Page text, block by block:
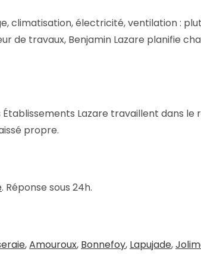
climatisation, électricité, ventilation :
de travaux, Benjamin Lazare planifie
Lazare travaillent dans
propre.
. Réponse sous 24h.
,Amouroux, Bonnefoy, Lapujade,